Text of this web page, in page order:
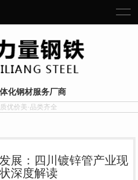
化钢材服务厂商
质优价美·品类齐全
展：四川镀锌管产业现
深度解读